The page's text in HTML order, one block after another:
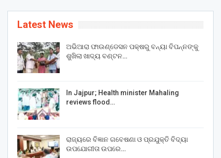
Latest News
ଅଭିଆରା ଫାଉଣ୍ଡେସନ ପକ୍ଷରୁ ବନ୍ୟା ବିପନ୍ନଙ୍କୁ
ଶୁଖିଲା ଖାଦ୍ୟ ବଣ୍ଟନ…
In Jajpur; Health minister Mahaling
reviews flood…
ରାଜ୍ୟରେ ବିଜ୍ଞାନ ଗବେଷଣା ଓ ପ୍ରଯୁକ୍ତି ବିଦ୍ୟା
ଉପଯୋଗୀତା ଉପରେ…